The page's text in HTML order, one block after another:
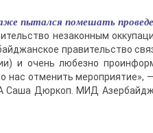
пытался помешать
незаконным
правительство
и очень любезно
нас отменить мероприятие»,
Саша Дюркоп. МИД